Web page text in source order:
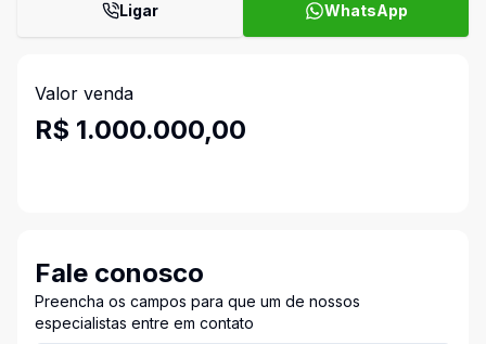
Ligar WhatsApp
Valor venda
R$ 1.000.000,00
Fale conosco
Preencha os campos para que um de nossos
especialistas entre em contato